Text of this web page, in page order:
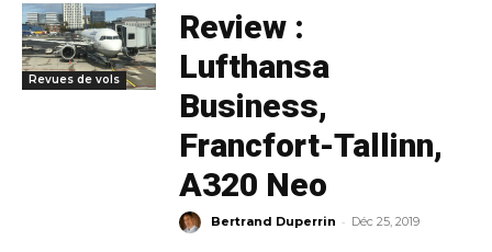
Revues de vols
Review :
Lufthansa
Business,
Francfort-Tallinn,
A320 Neo
Bertrand Duperrin - Déc 25, 2019